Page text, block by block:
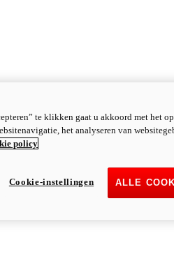
te klikken gaat u akkoord met het
het analyseren van
policy
ALLE
Cookie-instellingen